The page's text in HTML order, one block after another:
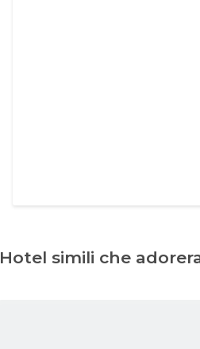
Hotel simili che